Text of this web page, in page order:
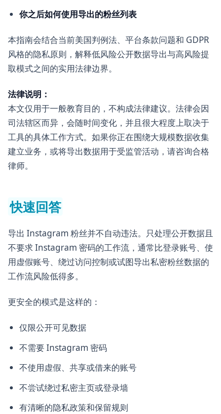
你之后如何使用导出的粉丝列表
本指南会结合当前美国判例法、平台条款问题和 GDPR
风格的隐私原则，解释低风险公开数据导出与高风险提
取模式之间的实用法律边界。
法律说明：
本文仅用于一般教育目的，不构成法律建议。法律会因
司法辖区而异，会随时间变化，并且很大程度上取决于
工具的具体工作方式。如果你正在围绕大规模数据收集
建立业务，或将导出数据用于受监管活动，请咨询合格
律师。
快速回答
导出 Instagram 粉丝并不自动违法。只处理公开数据且
不要求 Instagram 密码的工作流，通常比登录账号、使
用虚假账号、绕过访问控制或试图导出私密粉丝数据的
工作流风险低得多。
更安全的模式是这样的：
仅限公开可见数据
不需要 Instagram 密码
不使用虚假、共享或借来的账号
不尝试绕过私密主页或登录墙
有清晰的隐私政策和保留规则